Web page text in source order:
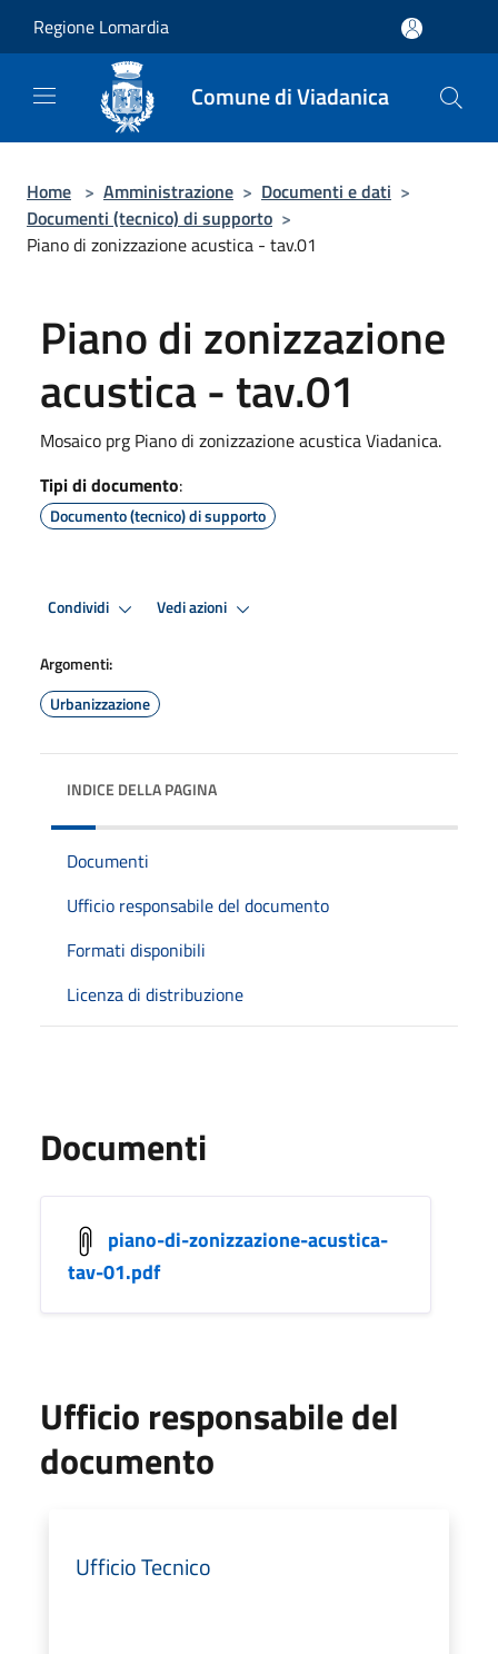
Regione Lomardia
Comune di Viadanica
Home > Amministrazione > Documenti e dati >
Documenti (tecnico) di supporto >
Piano di zonizzazione acustica - tav.01
Piano di zonizzazione
acustica - tav.01
Mosaico prg Piano di zonizzazione acustica Viadanica.
Tipi di documento:
Documento (tecnico) di supporto
Condividi Vedi azioni
Argomenti:
Urbanizzazione
INDICE DELLA PAGINA
Documenti
Ufficio responsabile del documento
Formati disponibili
Licenza di distribuzione
Documenti
piano-di-zonizzazione-acustica-
tav-01.pdf
Ufficio responsabile del
documento
Ufficio Tecnico